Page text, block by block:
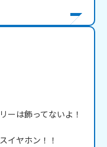
ーは飾ってないよ！
イヤホン！！